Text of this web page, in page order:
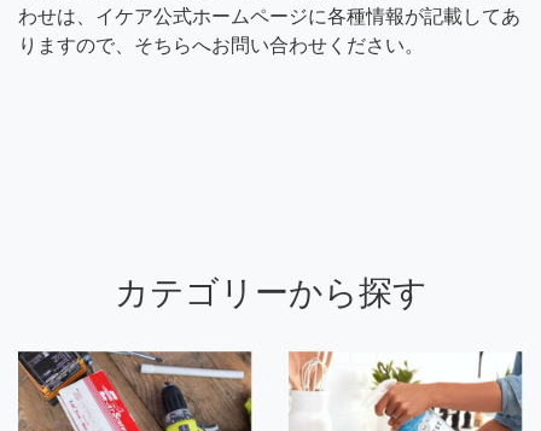
わせは、イケア公式ホームページに各種情報が記載してあ
りますので、そちらへお問い合わせください。
カテゴリーから探す